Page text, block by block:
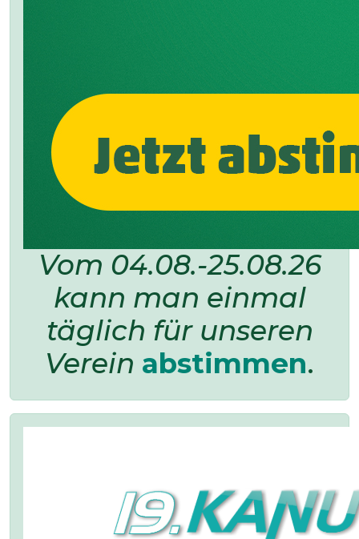
Vom 04.08.-25.08.26
kann man einmal
täglich für unseren
Verein abstimmen.